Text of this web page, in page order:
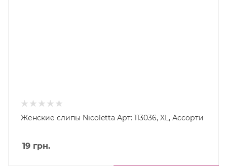
Женские слипы Nicoletta Арт: 113036, XL, Ассорти
19 грн.